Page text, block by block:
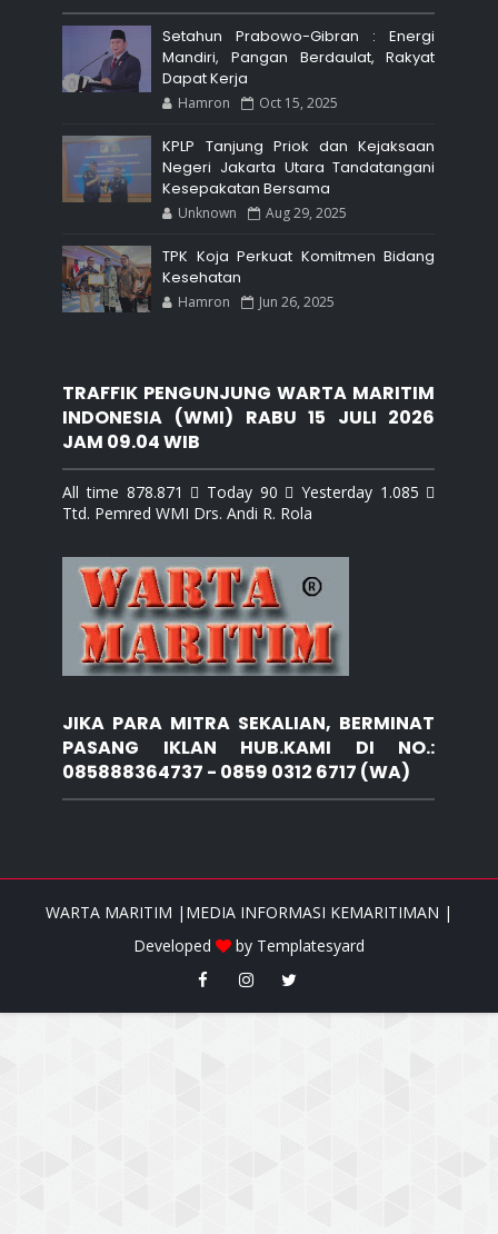
Setahun Prabowo-Gibran : Energi
Mandiri, Pangan Berdaulat, Rakyat
Dapat Kerja
Hamron Oct 15, 2025
KPLP Tanjung Priok dan Kejaksaan
Negeri Jakarta Utara Tandatangani
Kesepakatan Bersama
Unknown Aug 29, 2025
TPK Koja Perkuat Komitmen Bidang
Kesehatan
Hamron Jun 26, 2025
TRAFFIK PENGUNJUNG WARTA MARITIM
INDONESIA (WMI) RABU 15 JULI 2026
JAM 09.04 WIB
All time 878.871  Today 90  Yesterday 1.085 
Ttd. Pemred WMI Drs. Andi R. Rola
JIKA PARA MITRA SEKALIAN, BERMINAT
PASANG IKLAN HUB.KAMI DI NO.:
085888364737 - 0859 0312 6717 (WA)
WARTA MARITIM |MEDIA INFORMASI KEMARITIMAN |
Developed
by Templatesyard